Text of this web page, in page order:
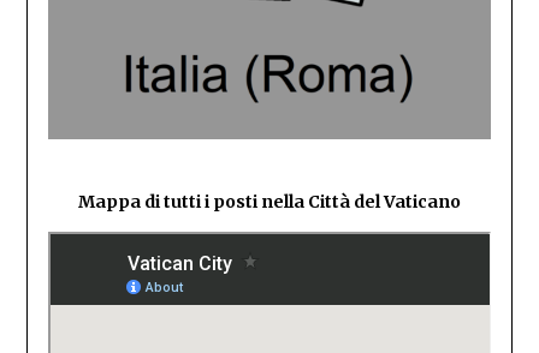
Mappa di tutti i posti nella Città del Vaticano